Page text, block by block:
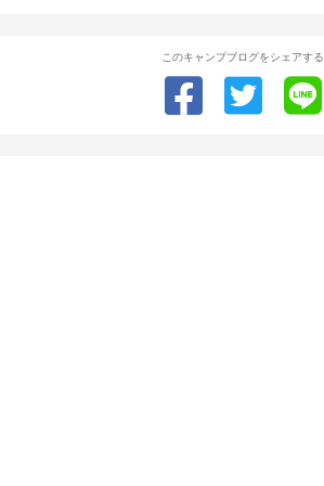
このキャンプブログをシェアする